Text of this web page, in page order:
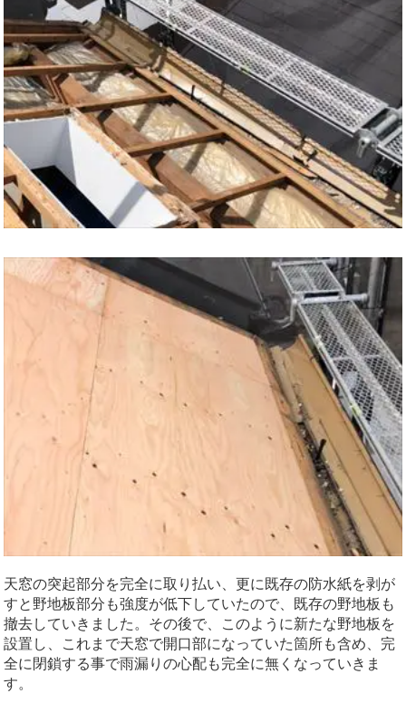
天窓の突起部分を完全に取り払い、更に既存の防水紙を剥が
すと野地板部分も強度が低下していたので、既存の野地板も
撤去していきました。その後で、このように新たな野地板を
設置し、これまで天窓で開口部になっていた箇所も含め、完
全に閉鎖する事で雨漏りの心配も完全に無くなっていきま
す。